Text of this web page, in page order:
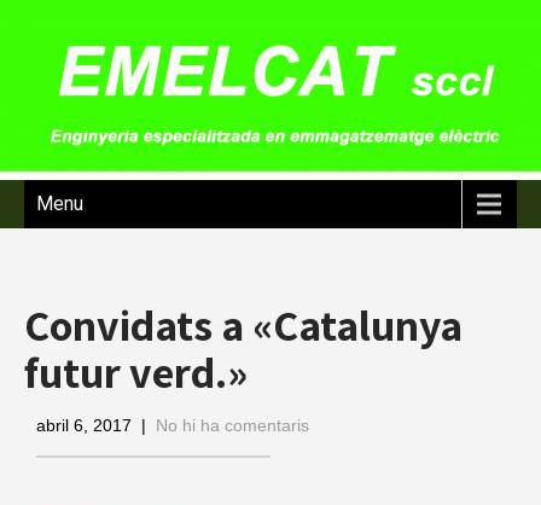
Menu
Convidats a «Catalunya
futur verd.»
abril 6, 2017 | No hi ha comentaris